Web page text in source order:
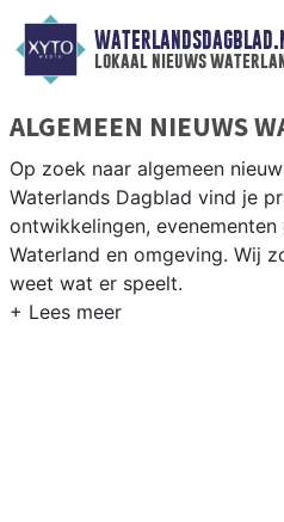
lokaal nieuws
ALGEMEEN NIEUWS
Op zoek naar algemeen
Waterlands Dagblad vind je
ontwikkelingen,
Waterland en omgeving. Wij
weet wat er speelt.